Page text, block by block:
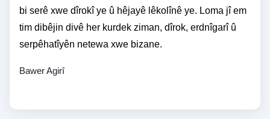
bi serê xwe dîrokî ye û hêjayê lêkolînê ye. Loma jî em
tim dibêjin divê her kurdek ziman, dîrok, erdnîgarî û
serpêhatîyên netewa xwe bizane.
Bawer Agirî